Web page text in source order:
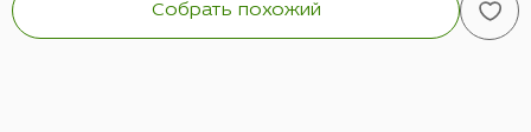
Собрать похожий